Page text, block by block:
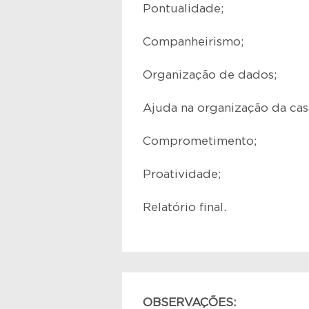
Pontualidade;
Companheirismo;
Organização de dados;
Ajuda na organização da
Comprometimento;
Proatividade;
Relatório final.
OBSERVAÇÕES: